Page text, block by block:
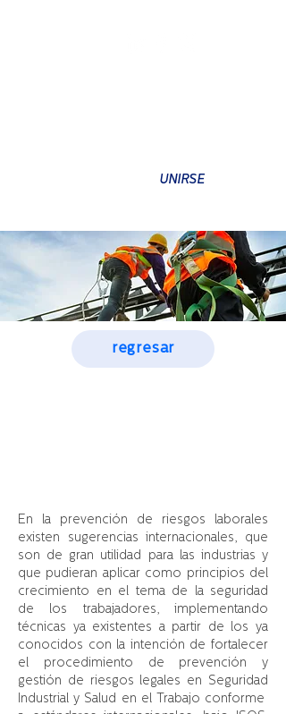
UNIRSE
regresar
En la prevención de riesgos laborales
existen sugerencias internacionales, que
son de gran utilidad para las industrias y
que pudieran aplicar como principios del
crecimiento en el tema de la seguridad
de los trabajadores, implementando
técnicas ya existentes a partir de los ya
conocidos con la intención de fortalecer
el procedimiento de prevención y
gestión de riesgos legales en Seguridad
Industrial y Salud en el Trabajo conforme